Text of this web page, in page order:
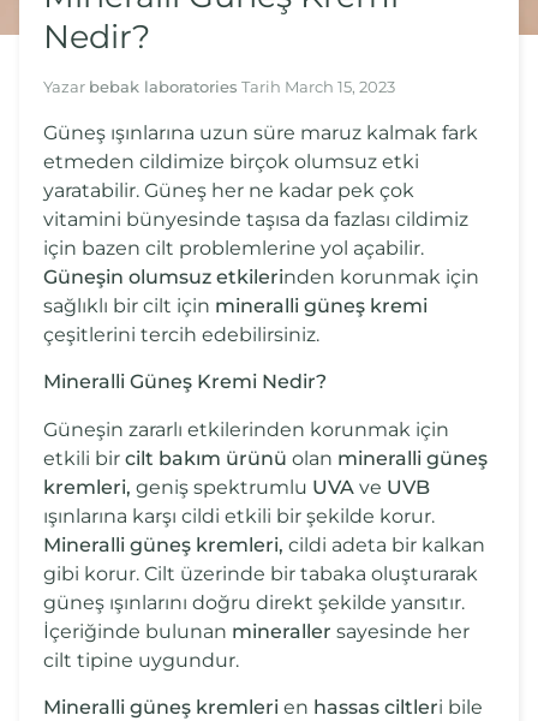
Nedir?
Yazar bebak laboratories Tarih March 15, 2023
Güneş ışınlarına uzun süre maruz kalmak fark
etmeden cildimize birçok olumsuz etki
yaratabilir. Güneş her ne kadar pek çok
vitamini bünyesinde taşısa da fazlası cildimiz
için bazen cilt problemlerine yol açabilir.
Güneşin olumsuz etkilerinden korunmak için
sağlıklı bir cilt için mineralli güneş kremi
çeşitlerini tercih edebilirsiniz.
Mineralli Güneş Kremi Nedir?
Güneşin zararlı etkilerinden korunmak için
etkili bir cilt bakım ürünü olan mineralli güneş
kremleri, geniş spektrumlu UVA ve UVB
ışınlarına karşı cildi etkili bir şekilde korur.
Mineralli güneş kremleri, cildi adeta bir kalkan
gibi korur. Cilt üzerinde bir tabaka oluşturarak
güneş ışınlarını doğru direkt şekilde yansıtır.
İçeriğinde bulunan mineraller sayesinde her
cilt tipine uygundur.
Mineralli güneş kremleri en hassas ciltleri bile